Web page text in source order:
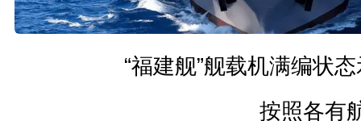
“福建舰”舰载机满编状
按照各有